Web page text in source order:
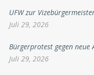
UFW zur
Juli 29, 2026
Bürgerprotest gegen neue
Juli 29, 2026